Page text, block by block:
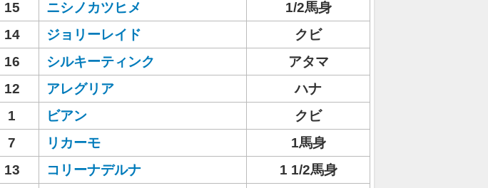
15 ニシノカツヒメ
1/2馬身
14 ジョリーレイド
クビ
16 シルキーティンク
アタマ
12 アレグリア
ハナ
1 ビアン
クビ
7 リカーモ
1馬身
13 コリーナデルナ
1 1/2馬身